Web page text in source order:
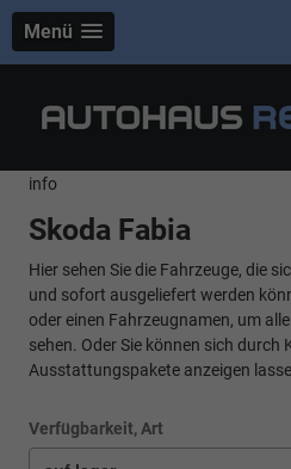
Menü
info
Skoda Fabia
Hier sehen Sie die Fahrzeuge, die
und sofort ausgeliefert werden
oder einen Fahrzeugnamen, um
sehen. Oder Sie können sich durch
Ausstattungspakete anzeigen
Verfügbarkeit, Art